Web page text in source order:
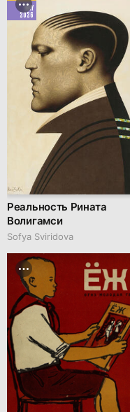
MAY
2026
Реальность Рината
Волигамси
Sofya Sviridova